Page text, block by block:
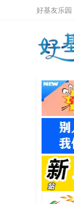
好基友乐